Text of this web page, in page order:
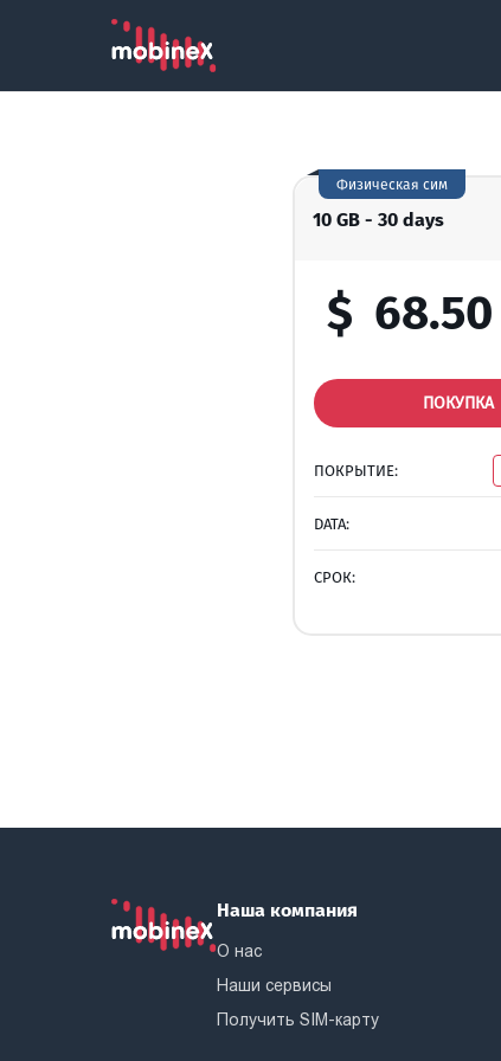
10 GB - 30 days
Физическая сим
$ 68.50
ПОКУПКА
ПОКРЫТИЕ:
DATA:
СРОК:
Наша компания
О нас
Наши сервисы
Получить SIM-карту